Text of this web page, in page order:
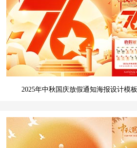
2025年中秋国庆放假通知海报设计模板